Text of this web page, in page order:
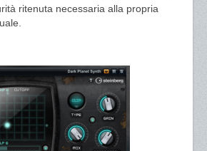
ritenuta necessaria alla propria